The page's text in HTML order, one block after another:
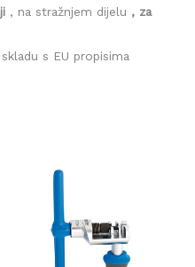
, na stražnjem dijelu , za
s EU propisima